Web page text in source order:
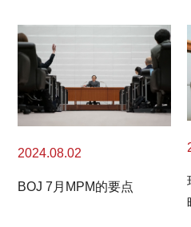
2024.08.02
BOJ 7月MPM的要点